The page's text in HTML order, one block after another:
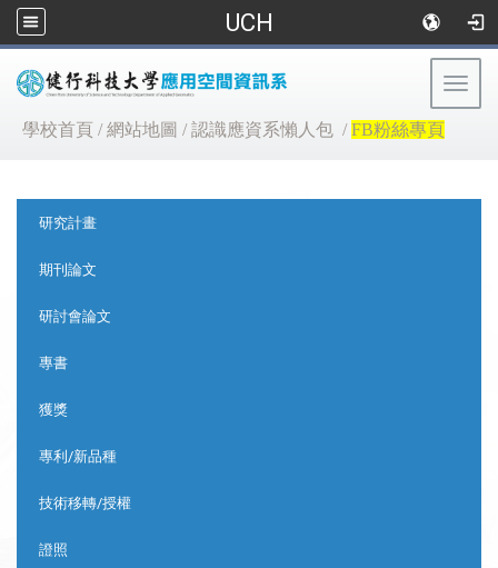
UCH
學校首頁 /網站地圖 /認識應資系懶人包 /FB粉絲專頁
研究計畫
期刊論文
研討會論文
專書
獲獎
專利/新品種
技術移轉/授權
證照